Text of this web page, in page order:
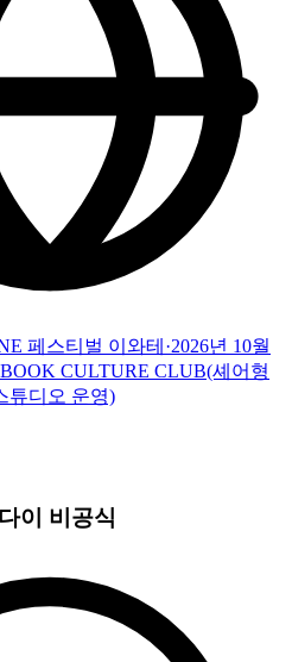
페스티벌 이와테·2026년 10월
CULTURE CLUB(셰어형
튜디오 운영)
이 비공식